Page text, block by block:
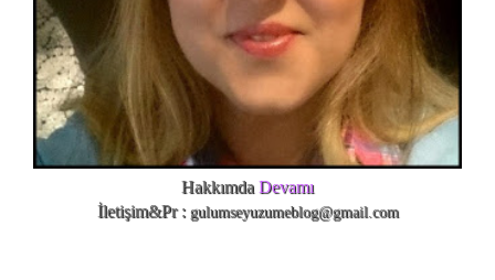
HakkımdaDevamı
İletişim&Pr : gulumseyuzumeblog@gmail.com